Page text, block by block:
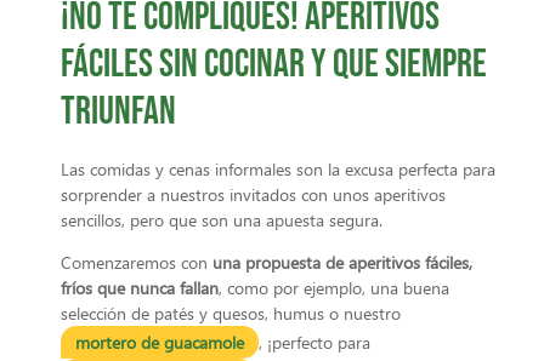
¡No te compliques! Aperitivos
fáciles sin cocinar y que siempre
triunfan
Las comidas y cenas informales son la excusa perfecta para
sorprender a nuestros invitados con unos aperitivos
sencillos, pero que son una apuesta segura.
Comenzaremos con una propuesta de aperitivos fáciles,
fríos que nunca fallan, como por ejemplo, una buena
selección de patés y quesos, humus o nuestro
mortero de guacamole
, ¡perfecto para